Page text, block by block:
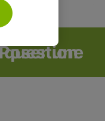
Poser une question